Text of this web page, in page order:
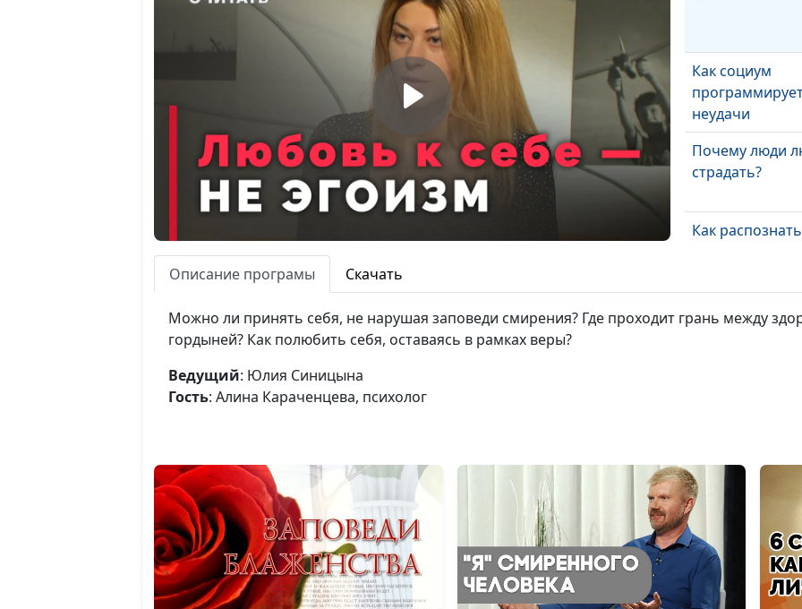
Как социум
неудачи
Почему люди
страдать?
Как распознать
депрессии —
Почему мы
прошлому
Как правильно
ошибаться
Описание програмы Скачать
Можно ли принять себя, не нарушая заповеди смирения? Где проходит грань между
гордыней? Как полюбить себя, оставаясь в рамках веры?
Ведущий: Юлия Синицына
Гость: Алина Караченцева, психолог